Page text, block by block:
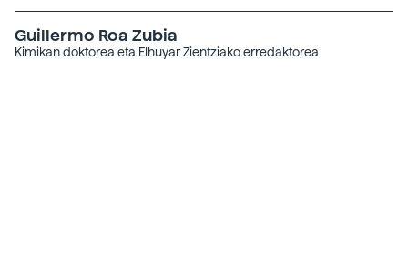
Guillermo Roa Zubia
Kimikan doktorea eta Elhuyar Zientziako erredaktorea